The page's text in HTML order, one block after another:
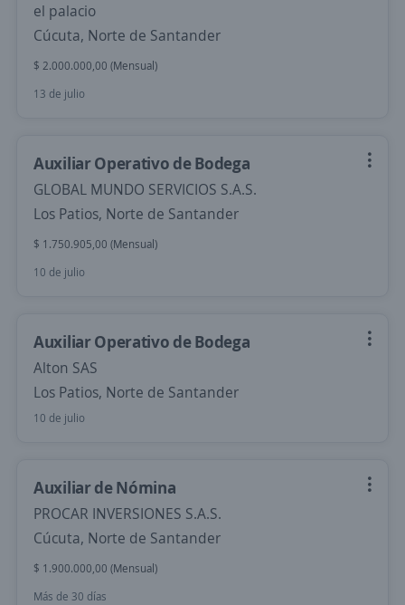
el palacio
Cúcuta, Norte de Santander
$ 2.000.000,00 (Mensual)
13 de julio
Auxiliar Operativo de Bodega
GLOBAL MUNDO SERVICIOS S.A.S.
Los Patios, Norte de Santander
$ 1.750.905,00 (Mensual)
10 de julio
Auxiliar Operativo de Bodega
Alton SAS
Los Patios, Norte de Santander
10 de julio
Auxiliar de Nómina
PROCAR INVERSIONES S.A.S.
Cúcuta, Norte de Santander
$ 1.900.000,00 (Mensual)
Más de 30 días